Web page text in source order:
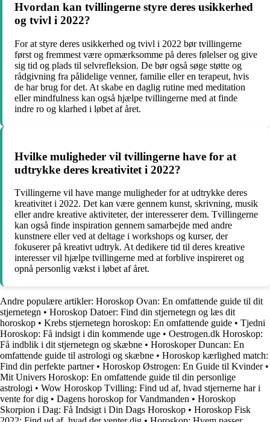
Hvordan kan tvillingerne styre deres usikkerhed
og tvivl i 2022?
For at styre deres usikkerhed og tvivl i 2022 bør tvillingerne
først og fremmest være opmærksomme på deres følelser og give
sig tid og plads til selvrefleksion. De bør også søge støtte og
rådgivning fra pålidelige venner, familie eller en terapeut, hvis
de har brug for det. At skabe en daglig rutine med meditation
eller mindfulness kan også hjælpe tvillingerne med at finde
indre ro og klarhed i løbet af året.
Hvilke muligheder vil tvillingerne have for at
udtrykke deres kreativitet i 2022?
Tvillingerne vil have mange muligheder for at udtrykke deres
kreativitet i 2022. Det kan være gennem kunst, skrivning, musik
eller andre kreative aktiviteter, der interesserer dem. Tvillingerne
kan også finde inspiration gennem samarbejde med andre
kunstnere eller ved at deltage i workshops og kurser, der
fokuserer på kreativt udtryk. At dedikere tid til deres kreative
interesser vil hjælpe tvillingerne med at forblive inspireret og
opnå personlig vækst i løbet af året.
Andre populære artikler: Horoskop Ovan: En omfattende guide til dit
stjernetegn • Horoskop Datoer: Find din stjernetegn og læs dit
horoskop • Krebs stjernetegn horoskop: En omfattende guide • Tjedni
Horoskop: Få indsigt i din kommende uge • Oestrogen.dk Horoskop:
Få indblik i dit stjernetegn og skæbne • Horoskoper Duncan: En
omfattende guide til astrologi og skæbne • Horoskop kærlighed match:
Find din perfekte partner• Horoskop Østrogen: En Guide til Kvinder•
Mit Univers Horoskop: En omfattende guide til din personlige
astrologi • Wow Horoskop Tvilling: Find ud af, hvad stjernerne har i
vente for dig • Dagens horoskop for Vandmanden • Horoskop
Skorpion i Dag: Få Indsigt i Din Dags Horoskop • Horoskop Fisk